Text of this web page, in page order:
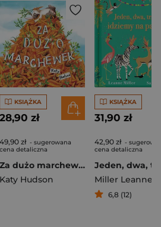
KSIĄŻKA
28,90 zł
49,90 zł - sugerowana
cena detaliczna
Za dużo marchewek wyd. 2026
Katy Hudson
KSIĄŻKA
31,90 zł
42,90 zł -
cena detaliczna
Miller Leanne
6,8 (12)